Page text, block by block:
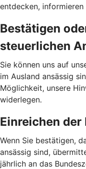
entdecken, informieren
Bestätigen
steuerlichen
Sie können uns auf
im Ausland ansässig
Möglichkeit, unsere
widerlegen.
Einreichen der
Wenn Sie bestätigen,
ansässig sind,
jährlich an das